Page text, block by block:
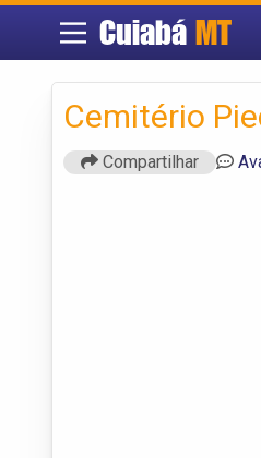
Cuiabá MT
Cemitério
Compartilhar